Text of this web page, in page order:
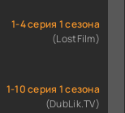
1-4 серия 1 сезона
(LostFilm)
1-10 серия 1 сезона
(DubLik.TV)